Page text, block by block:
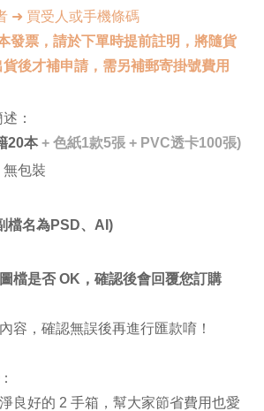
➜ 買受人或手機條碼
發票，請於下單時提前註明，將隨貨
後才補申請，需另補郵寄掛號費用
：
20本 + 色紙1款5張 + PVC透卡100張)
包裝
檔名為PSD、AI)
檔是否 OK，確認後會回覆您訂購
容，確認無誤後再進行匯款唷！
：
良好的 2 手箱，幫大家節省費用也愛